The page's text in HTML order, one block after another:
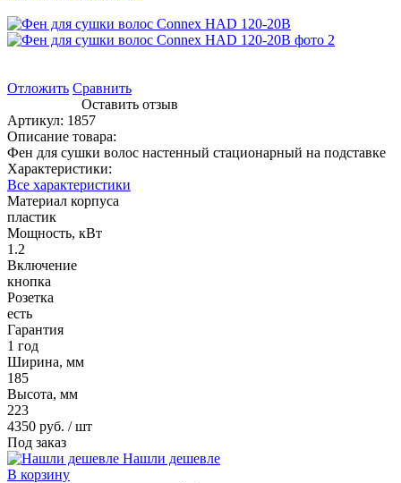
Отложить Сравнить
Оставить отзыв
Артикул: 1857
Описание товара:
Фен для сушки волос настенный стационарный на подставке
Характеристики:
Все характеристики
Материал корпуса
пластик
Мощность, кВт
1.2
Включение
кнопка
Розетка
есть
Гарантия
1 год
Ширина, мм
185
Высота, мм
223
4350 руб. / шт
Под заказ
Нашли дешевле
В корзину